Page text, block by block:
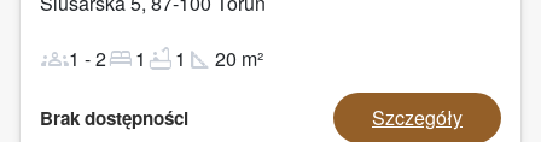
groups1 -2bed1 bathtub1 square_foot 20 m²
Brak dostępności Szczegóły